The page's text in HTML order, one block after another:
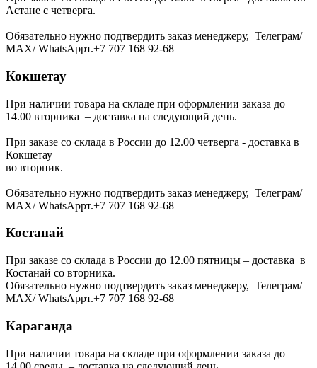
Астане с четверга.
Обязательно нужно подтвердить заказ менеджеру, Телеграм/
МАХ/ WhatsAppт.+7 707 168 92-68
Кокшетау
При наличии товара на складе при оформлении заказа до
14.00 вторника – доставка на следующий день.
При заказе со склада в России до 12.00 четверга - доставка в
Кокшетау
во вторник.
Обязательно нужно подтвердить заказ менеджеру, Телеграм/
МАХ/ WhatsAppт.+7 707 168 92-68
Костанай
При заказе со склада в России до 12.00 пятницы – доставка в
Костанай со вторника.
Обязательно нужно подтвердить заказ менеджеру, Телеграм/
МАХ/ WhatsAppт.+7 707 168 92-68
Караганда
При наличии товара на складе при оформлении заказа до